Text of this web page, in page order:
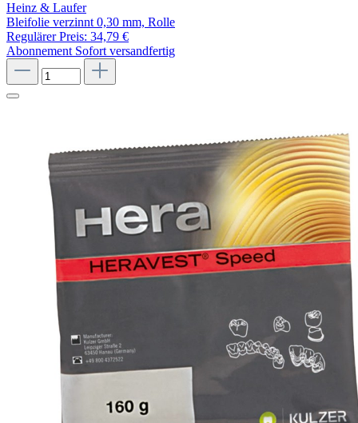
Heinz & Laufer
Bleifolie verzinnt 0,30 mm, Rolle
Regulärer Preis: 34,79 €
Abonnement Sofort versandfertig